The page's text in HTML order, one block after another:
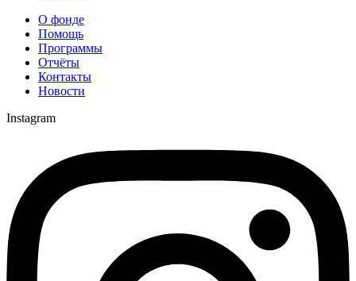
О фонде
Помощь
Программы
Отчёты
Контакты
Новости
Instagram